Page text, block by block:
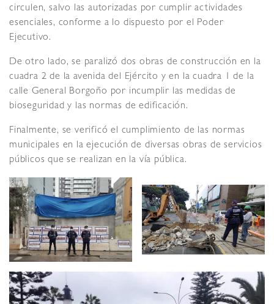
circulen, salvo las autorizadas por cumplir actividades
esenciales, conforme a lo dispuesto por el Poder
Ejecutivo.
De otro lado, se paralizó dos obras de construcción en la
cuadra 2 de la avenida del Ejército y en la cuadra 1 de la
calle General Borgoño por incumplir las medidas de
bioseguridad y las normas de edificación.
Finalmente, se verificó el cumplimiento de las normas
municipales en la ejecución de diversas obras de servicios
públicos que se realizan en la vía pública.